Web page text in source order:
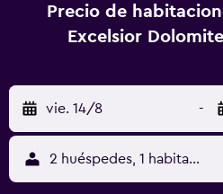
almohada. Se ofrece una
pulgadas con canales por
acceso a Internet wifi gratis. Los
personas de negocios incluyen
además de teléfono; se ofrecen
gratuitas (pueden existir
también incluyen botella de
Precio de
Excelsior
vie. 14/8 -
2 huéspedes, 1 habitación